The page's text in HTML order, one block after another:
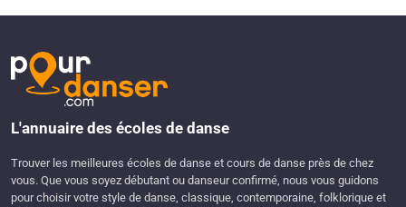
L'annuaire des écoles de danse
Trouver les meilleures écoles de danse et cours de danse près de chez
vous. Que vous soyez débutant ou danseur confirmé, nous vous guidons
pour choisir votre style de danse, classique, contemporaine, folklorique et